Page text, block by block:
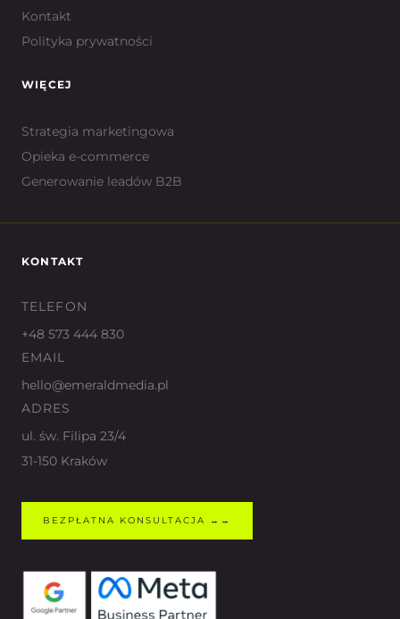
Kontakt
Polityka prywatności
WIĘCEJ
Strategia marketingowa
Opieka e-commerce
Generowanie leadów B2B
KONTAKT
TELEFON
+48 573 444 830
EMAIL
hello@emeraldmedia.pl
ADRES
ul. św. Filipa 23/4
31-150 Kraków
BEZPŁATNA KONSULTACJA →